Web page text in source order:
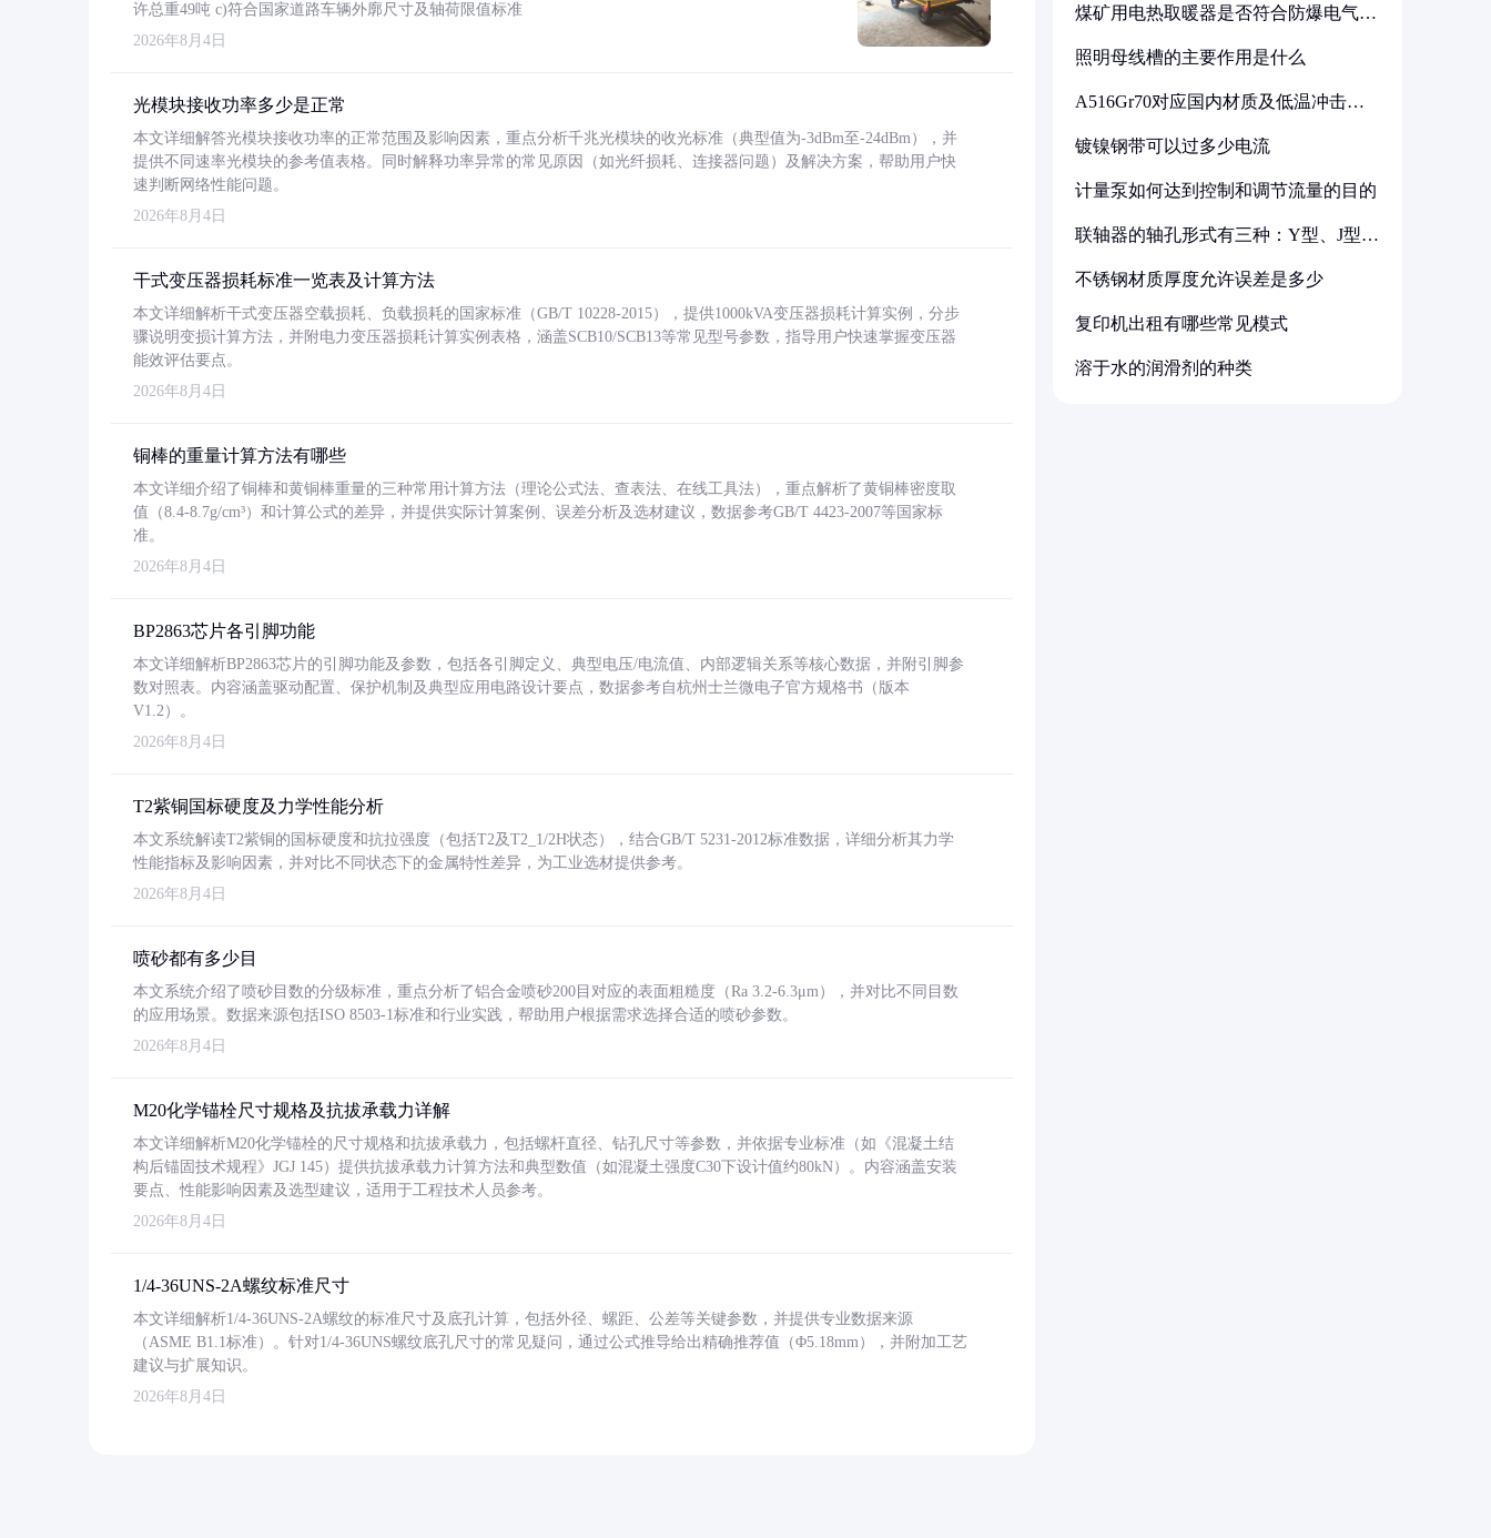
许总重49吨 c)符合国家道路车辆外廓尺寸及轴荷限值标准
2026年8月4日
光模块接收功率多少是正常
本文详细解答光模块接收功率的正常范围及影响因素，重点分析千兆光模块的收光标准（典型值为-3dBm至-24dBm），并
提供不同速率光模块的参考值表格。同时解释功率异常的常见原因（如光纤损耗、连接器问题）及解决方案，帮助用户快
速判断网络性能问题。
2026年8月4日
干式变压器损耗标准一览表及计算方法
本文详细解析干式变压器空载损耗、负载损耗的国家标准（GB/T 10228-2015），提供1000kVA变压器损耗计算实例，分步
骤说明变损计算方法，并附电力变压器损耗计算实例表格，涵盖SCB10/SCB13等常见型号参数，指导用户快速掌握变压器
能效评估要点。
2026年8月4日
铜棒的重量计算方法有哪些
本文详细介绍了铜棒和黄铜棒重量的三种常用计算方法（理论公式法、查表法、在线工具法），重点解析了黄铜棒密度取
值（8.4-8.7g/cm³）和计算公式的差异，并提供实际计算案例、误差分析及选材建议，数据参考GB/T 4423-2007等国家标
准。
2026年8月4日
BP2863芯片各引脚功能
本文详细解析BP2863芯片的引脚功能及参数，包括各引脚定义、典型电压/电流值、内部逻辑关系等核心数据，并附引脚参
数对照表。内容涵盖驱动配置、保护机制及典型应用电路设计要点，数据参考自杭州士兰微电子官方规格书（版本
V1.2）。
2026年8月4日
T2紫铜国标硬度及力学性能分析
本文系统解读T2紫铜的国标硬度和抗拉强度（包括T2及T2_1/2H状态），结合GB/T 5231-2012标准数据，详细分析其力学
性能指标及影响因素，并对比不同状态下的金属特性差异，为工业选材提供参考。
2026年8月4日
喷砂都有多少目
本文系统介绍了喷砂目数的分级标准，重点分析了铝合金喷砂200目对应的表面粗糙度（Ra 3.2-6.3μm），并对比不同目数
的应用场景。数据来源包括ISO 8503-1标准和行业实践，帮助用户根据需求选择合适的喷砂参数。
2026年8月4日
M20化学锚栓尺寸规格及抗拔承载力详解
本文详细解析M20化学锚栓的尺寸规格和抗拔承载力，包括螺杆直径、钻孔尺寸等参数，并依据专业标准（如《混凝土结
构后锚固技术规程》JGJ 145）提供抗拔承载力计算方法和典型数值（如混凝土强度C30下设计值约80kN）。内容涵盖安装
要点、性能影响因素及选型建议，适用于工程技术人员参考。
2026年8月4日
1/4-36UNS-2A螺纹标准尺寸
本文详细解析1/4-36UNS-2A螺纹的标准尺寸及底孔计算，包括外径、螺距、公差等关键参数，并提供专业数据来源
（ASME B1.1标准）。针对1/4-36UNS螺纹底孔尺寸的常见疑问，通过公式推导给出精确推荐值（Φ5.18mm），并附加工艺
建议与扩展知识。
2026年8月4日
煤矿用电热取暖器是否符合防爆电气设
照明母线槽的主要作用是什么
A516Gr70对应国内材质及低温冲击要
镀镍钢带可以过多少电流
计量泵如何达到控制和调节流量的目的
联轴器的轴孔形式有三种：Y型、J型、
不锈钢材质厚度允许误差是多少
复印机出租有哪些常见模式
溶于水的润滑剂的种类